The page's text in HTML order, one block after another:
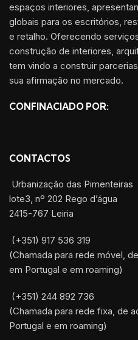
espaços interiores,
globais para os escritórios,
e retalho. Oferecendo
construção de interiores,
tem vindo a construir
sua afirmação no mercado.
CONFINACIADO POR:
CONTACTOS
Urbanização das Pimenteiras
lote3, nº 202 Rego d’água
2415-767 Leiria
(+351) 917 536 319
(Chamada para rede móvel,
em Portugal e em roaming)
(+351) 244 892 736
(Chamada para rede fixa, de
Portugal e em roaming)